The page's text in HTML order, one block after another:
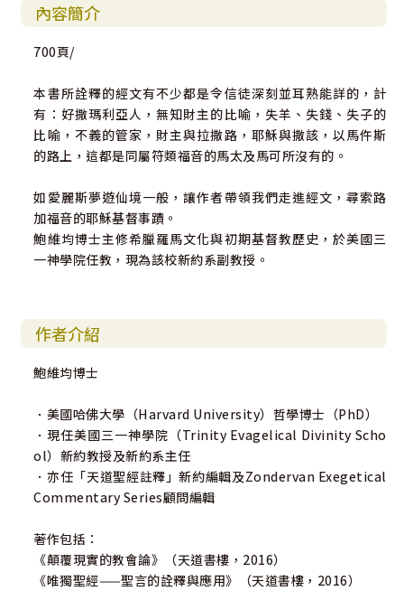
內容簡介
700頁/
本書所詮釋的經文有不少都是令信徒深刻並耳熟能詳的，計
有：好撒瑪利亞人，無知財主的比喻，失羊、失錢、失子的
比喻，不義的管家，財主與拉撒路，耶穌與撒該，以馬仵斯
的路上，這都是同屬符類福音的馬太及馬可所沒有的。
如愛麗斯夢遊仙境一般，讓作者帶領我們走進經文，尋索路
加福音的耶穌基督事蹟。
鮑維均博士主修希臘羅馬文化與初期基督教歷史，於美國三
一神學院任教，現為該校新約系副教授。
作者介紹
鮑維均博士
．美國哈佛大學（Harvard University）哲學博士（PhD）
．現任美國三一神學院（Trinity Evagelical Divinity Scho
ol）新約教授及新約系主任
．亦任「天道聖經註釋」新約編輯及Zondervan Exegetical
Commentary Series顧問編輯
著作包括：
《顛覆現實的教會論》（天道書樓，2016）
《唯獨聖經——聖言的詮釋與應用》（天道書樓，2016）